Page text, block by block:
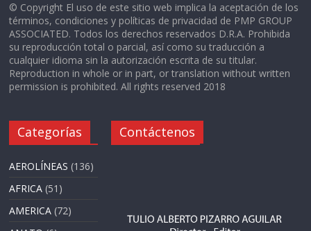
© Copyright El uso de este sitio web implica la aceptación de los
términos, condiciones y políticas de privacidad de PMP GROUP
ASSOCIATED. Todos los derechos reservados D.R.A. Prohibida
su reproducción total o parcial, así como su traducción a
cualquier idioma sin la autorización escrita de su titular.
Reproduction in whole or in part, or translation without written
permission is prohibited. All rights reserved 2018
Categorías
AEROLÍNEAS (136)
AFRICA (51)
AMERICA (72)
Contáctenos